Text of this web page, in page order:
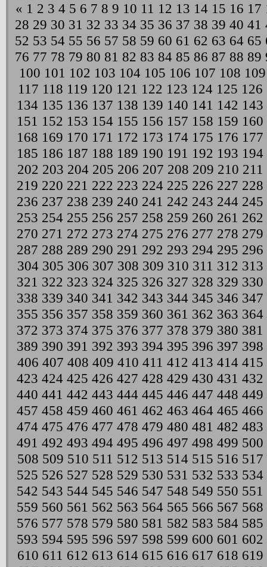
« 1 2 3 4 5 6 7 8 9 10 11 12 13 14 15 16 17
28 29 30 31 32 33 34 35 36 37 38 39 40 41
52 53 54 55 56 57 58 59 60 61 62 63 64 65
76 77 78 79 80 81 82 83 84 85 86 87 88 89
100 101 102 103 104 105 106 107 108 109
117 118 119 120 121 122 123 124 125 126
134 135 136 137 138 139 140 141 142 143
151 152 153 154 155 156 157 158 159 160
168 169 170 171 172 173 174 175 176 177
185 186 187 188 189 190 191 192 193 194
202 203 204 205 206 207 208 209 210 211
219 220 221 222 223 224 225 226 227 228
236 237 238 239 240 241 242 243 244 245
253 254 255 256 257 258 259 260 261 262
270 271 272 273 274 275 276 277 278 279
287 288 289 290 291 292 293 294 295 296
304 305 306 307 308 309 310 311 312 313
321 322 323 324 325 326 327 328 329 330
338 339 340 341 342 343 344 345 346 347
355 356 357 358 359 360 361 362 363 364
372 373 374 375 376 377 378 379 380 381
389 390 391 392 393 394 395 396 397 398
406 407 408 409 410 411 412 413 414 415
423 424 425 426 427 428 429 430 431 432
440 441 442 443 444 445 446 447 448 449
457 458 459 460 461 462 463 464 465 466
474 475 476 477 478 479 480 481 482 483
491 492 493 494 495 496 497 498 499 500
508 509 510 511 512 513 514 515 516 517
525 526 527 528 529 530 531 532 533 534
542 543 544 545 546 547 548 549 550 551
559 560 561 562 563 564 565 566 567 568
576 577 578 579 580 581 582 583 584 585
593 594 595 596 597 598 599 600 601 602
610 611 612 613 614 615 616 617 618 619